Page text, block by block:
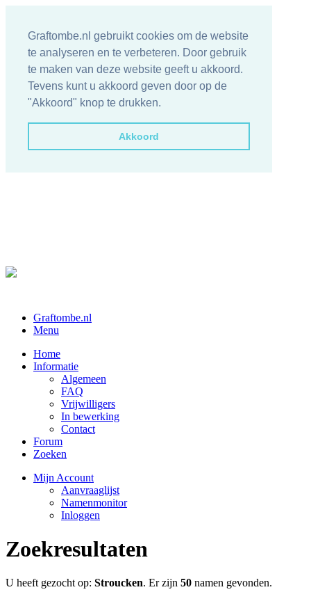
Graftombe.nl gebruikt cookies om de website
te analyseren en te verbeteren. Door gebruik
te maken van deze website geeft u akkoord.
Tevens kunt u akkoord geven door op de
"Akkoord" knop te drukken.
Akkoord
Graftombe.nl
Menu
Home
Informatie
Algemeen
FAQ
Vrijwilligers
In bewerking
Contact
Forum
Zoeken
Mijn Account
Aanvraaglijst
Namenmonitor
Inloggen
Zoekresultaten
U heeft gezocht op: Stroucken. Er zijn 50 namen gevonden.